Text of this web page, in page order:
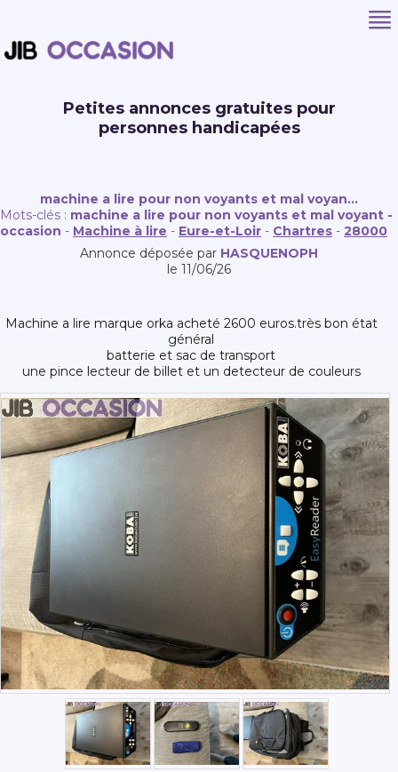
Petites annonces gratuites pour
personnes handicapées
machine a lire pour non voyants et mal voyan...
Mots-clés : machine a lire pour non voyants et mal voyant -
occasion - Machine à lire - Eure-et-Loir - Chartres - 28000
Annonce déposée par HASQUENOPH
le 11/06/26
machine a lire marque orka acheté 2600 euros.très bon état
général
batterie et sac de transport
une pince lecteur de billet et un detecteur de couleurs